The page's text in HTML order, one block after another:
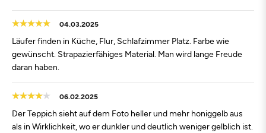
04.03.2025
Läufer finden in Küche, Flur, Schlafzimmer Platz. Farbe wie
gewünscht. Strapazierfähiges Material. Man wird lange Freude
daran haben.
06.02.2025
Der Teppich sieht auf dem Foto heller und mehr honiggelb aus
als in Wirklichkeit, wo er dunkler und deutlich weniger gelblich ist.